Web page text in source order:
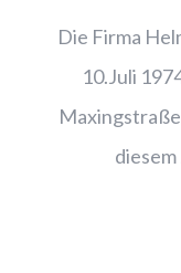
Die Firma
10.Juli